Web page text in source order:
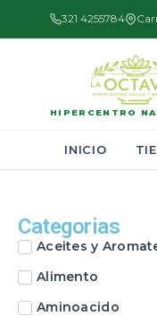
321 4255784
HIPERCENTRO
INICIO
Categorias
Aceites y
Alimento
Aminoacido